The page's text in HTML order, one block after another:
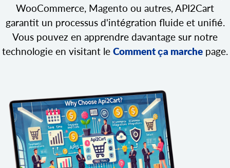
WooCommerce, Magento ou autres, API2Cart
garantit un processus d'intégration fluide et unifié.
Vous pouvez en apprendre davantage sur notre
technologie en visitant le Comment ça marche page.